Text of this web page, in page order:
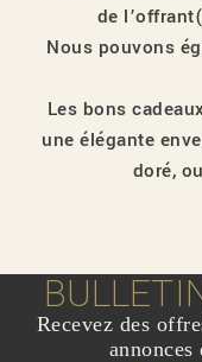
de
Nous pouvons
Les bons
une élégante
doré,
Recevez des